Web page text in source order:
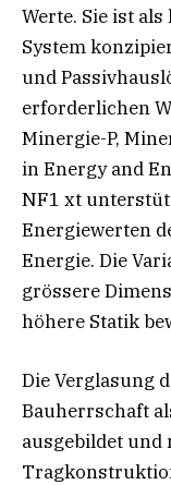
Werte. Sie ist
System
und
erforderlichen
Minergie-P,
in Energy and
NF1 xt
Energiewerten
Energie. Die
grössere
höhere Statik
Die Verglasung
Bauherrschaft
ausgebildet